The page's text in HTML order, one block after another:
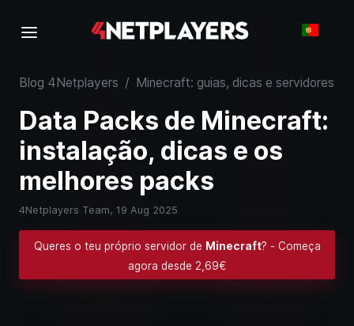
Blog 4Netplayers / Minecraft: guias, dicas e servidores
Data Packs de Minecraft:
instalação, dicas e os
melhores packs
4Netplayers Team, 19 Aug 2025
Queres o teu próprio servidor de Minecraft? - Começa
agora desde 2,69€